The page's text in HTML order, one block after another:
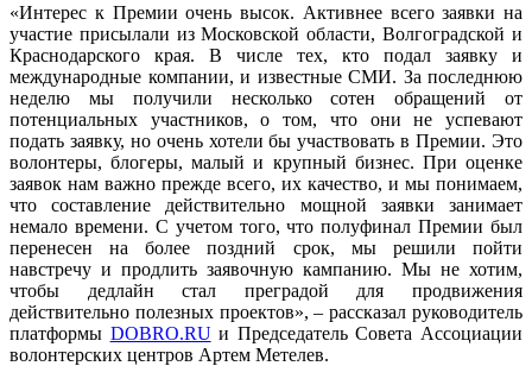
«Интерес к Премии очень высок. Активнее всего заявки на
участие присылали из Московской области, Волгоградской и
Краснодарского края. В числе тех, кто подал заявку и
международные компании, и известные СМИ. За последнюю
неделю мы получили несколько сотен обращений от
потенциальных участников, о том, что они не успевают
подать заявку, но очень хотели бы участвовать в Премии. Это
волонтеры, блогеры, малый и крупный бизнес. При оценке
заявок нам важно прежде всего, их качество, и мы понимаем,
что составление действительно мощной заявки занимает
немало времени. С учетом того, что полуфинал Премии был
перенесен на более поздний срок, мы решили пойти
навстречу и продлить заявочную кампанию. Мы не хотим,
чтобы дедлайн стал преградой для продвижения
действительно полезных проектов», – рассказал руководитель
платформы DOBRO.RUи Председатель Совета Ассоциации
волонтерских центров Артем Метелев.